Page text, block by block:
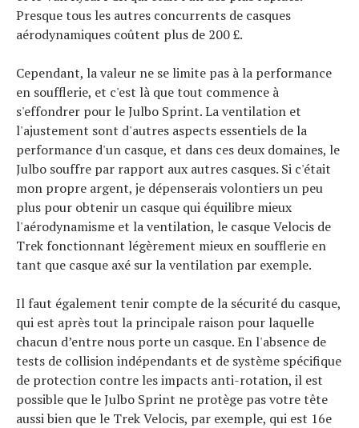
Presque tous les autres concurrents de casques
aérodynamiques coûtent plus de 200 £.
Cependant, la valeur ne se limite pas à la performance
en soufflerie, et c'est là que tout commence à
s'effondrer pour le Julbo Sprint. La ventilation et
l'ajustement sont d'autres aspects essentiels de la
performance d'un casque, et dans ces deux domaines, le
Julbo souffre par rapport aux autres casques. Si c'était
mon propre argent, je dépenserais volontiers un peu
plus pour obtenir un casque qui équilibre mieux
l'aérodynamisme et la ventilation, le casque Velocis de
Trek fonctionnant légèrement mieux en soufflerie en
tant que casque axé sur la ventilation par exemple.
Il faut également tenir compte de la sécurité du casque,
qui est après tout la principale raison pour laquelle
chacun d’entre nous porte un casque. En l'absence de
tests de collision indépendants et de système spécifique
de protection contre les impacts anti-rotation, il est
possible que le Julbo Sprint ne protège pas votre tête
aussi bien que le Trek Velocis, par exemple, qui est 16e